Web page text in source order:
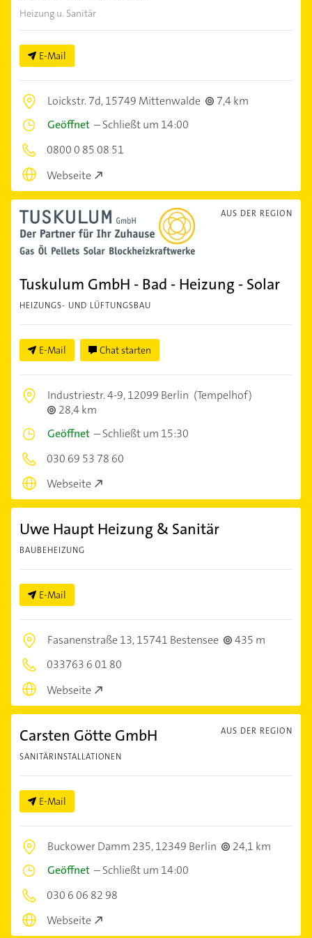
Heizung u. Sanitär
E-Mail
Loickstr. 7d,15749 Mittenwalde
7,4 km
Geöffnet –Schließt um 14:00
0800 0 85 08 51
Webseite
AUS DER REGION
Tuskulum GmbH - Bad - Heizung - Solar
HEIZUNGS- UND LÜFTUNGSBAU
E-Mail Chat starten
Industriestr. 4-9,12099 Berlin (Tempelhof)
28,4 km
Geöffnet –Schließt um 15:30
030 69 53 78 60
Webseite
Uwe Haupt Heizung & Sanitär
BAUBEHEIZUNG
E-Mail
Fasanenstraße 13,15741 Bestensee
435 m
033763 6 01 80
Webseite
AUS DER REGION
Carsten Götte GmbH
SANITÄRINSTALLATIONEN
E-Mail
Buckower Damm 235,12349 Berlin
24,1 km
Geöffnet –Schließt um 14:00
030 6 06 82 98
Webseite